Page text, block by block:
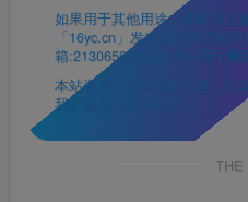
如果用于其他用途，请购买正
「16yc.cn」发布的内容若侵
箱:21306562@qq.com 进行删
本站资源大多存储在云盘，如
我们会第一时间更新。
THE